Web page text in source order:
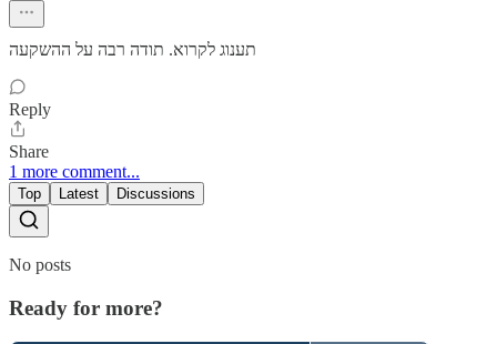
תענוג לקרוא. תודה רבה על ההשקעה
Reply
Share
1 more comment...
Top Latest Discussions
No posts
Ready for more?